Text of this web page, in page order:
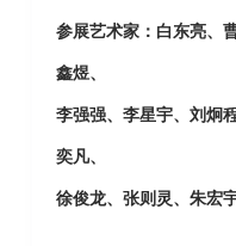
参展艺术家：白东亮、
鑫煜、
李强强、李星宇、刘炯
奕凡、
徐俊龙、张则灵、朱宏